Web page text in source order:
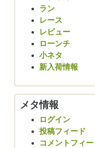
ラン
レース
レビュー
ローンチ
小ネタ
新入荷情報
メタ情報
ログイン
投稿フィード
コメントフィー